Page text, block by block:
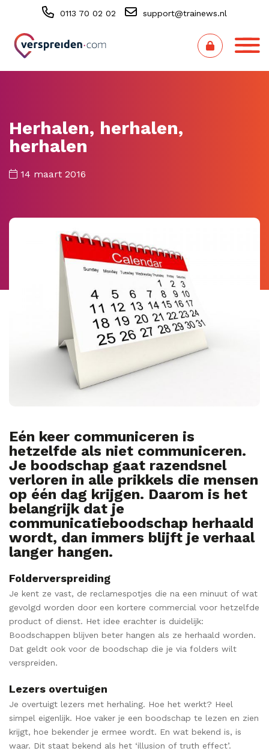
0113 70 02 02 support@trainews.nl
Herhalen, herhalen,
herhalen
14 maart 2016
Eén keer communiceren is
hetzelfde als niet communiceren.
Je boodschap gaat razendsnel
verloren in alle prikkels die mensen
op één dag krijgen. Daarom is het
belangrijk dat je
communicatieboodschap herhaald
wordt, dan immers blijft je verhaal
langer hangen.
Folderverspreiding
Je kent ze vast, de reclamespotjes die na een minuut of wat
gevolgd worden door een kortere commercial voor hetzelfde
product of dienst. Het idee erachter is duidelijk:
Boodschappen blijven beter hangen als ze herhaald worden.
Dat geldt ook voor de boodschap die je via folders wilt
verspreiden.
Lezers overtuigen
Je overtuigt lezers met herhaling. Hoe het werkt? Heel
simpel eigenlijk. Hoe vaker je een boodschap te lezen en zien
krijgt, hoe bekender je ermee wordt. En wat bekend is, is
waar. Dit staat bekend als het ‘illusion of truth effect’.